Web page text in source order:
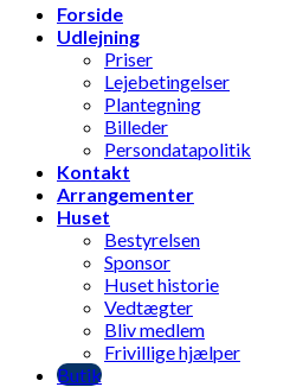
Forside
Udlejning
Priser
Lejebetingelser
Plantegning
Billeder
Persondatapolitik
Kontakt
Arrangementer
Huset
Bestyrelsen
Sponsor
Huset historie
Vedtægter
Bliv medlem
Frivillige hjælper
Butik